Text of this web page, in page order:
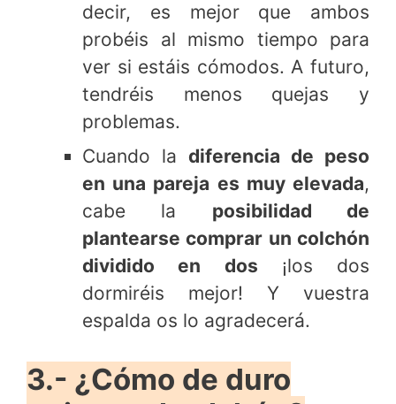
decir, es mejor que ambos
probéis al mismo tiempo para
ver si estáis cómodos. A futuro,
tendréis menos quejas y
problemas.
Cuando la diferencia de peso
en una pareja es muy elevada,
cabe la posibilidad de
plantearse comprar un colchón
dividido en dos ¡los dos
dormiréis mejor! Y vuestra
espalda os lo agradecerá.
3.- ¿Cómo de duro